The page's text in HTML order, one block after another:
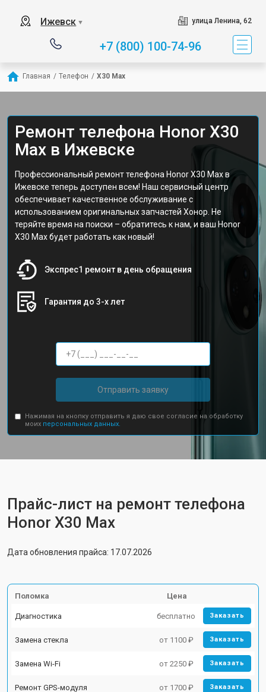
Ижевск ▼ улица Ленина, 62
+7 (800) 100-74-96
Главная / Телефон / X30 Max
Ремонт телефона Honor X30
Max в Ижевске
Профессиональный ремонт телефона Honor X30 Max в
Ижевске теперь доступен всем! Наш сервисный центр
обеспечивает качественное обслуживание с
использованием оригинальных запчастей Хонор. Не
теряйте время на поиски – обратитесь к нам, и ваш Honor
X30 Max будет работать как новый!
Экспрес1 ремонт в день обращения
Гарантия до 3-х лет
Отправить заявку
Нажимая на кнопку отправить я даю свое согласие на обработку
моих персональных данных.
Прайс-лист на ремонт телефона
Honor X30 Max
Дата обновления прайса: 17.07.2026
Поломка Цена
Диагностика бесплатно Заказать
Замена стекла от 1100 ₽ Заказать
Замена Wi-Fi от 2250 ₽ Заказать
Ремонт GPS-модуля от 1700 ₽ Заказать